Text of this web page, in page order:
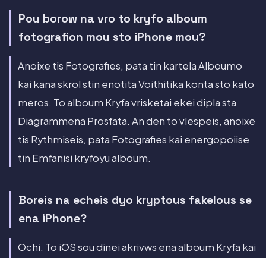
Pou borow na vro to kryfo alboum
fotografion mou sto iPhone mou?
Anoixe tis Fotografies, pata tin kartela Alboumo
kai kana skrol stin enotita Voithitika konta sto kato
meros. To alboum Kryfa vrisketai ekei dipla sta
Diagrammena Prosfata. An den to vlespeis, anoixe
tis Rythmiseis, pata Fotografies kai energopoiise
tin Emfanisi kryfoyu alboum.
Boreis na echeis dyo kryptous fakelous se
ena iPhone?
Ochi. To iOS sou dinei akrivws ena alboum Kryfa kai